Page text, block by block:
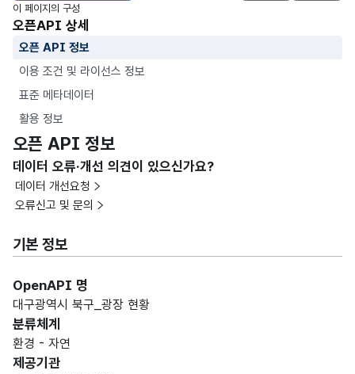
이 페이지의 구성
오픈API 상세
오픈 API 정보
이용 조건 및 라이선스 정보
표준 메타데이터
활용 정보
오픈 API 정보
데이터 오류·개선 의견이 있으신가요?
데이터 개선요청
오류신고 및 문의
기본 정보
OpenAPI 명
대구광역시 북구_광장 현황
분류체계
환경 - 자연
제공기관